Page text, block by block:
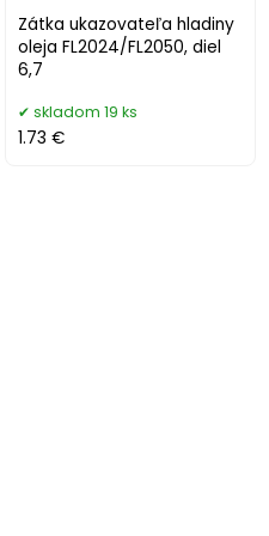
Zátka ukazovateľa hladiny
oleja FL2024/FL2050, diel
6,7
skladom 19 ks
1.73 €